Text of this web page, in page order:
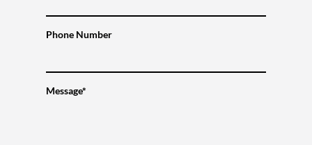
Phone Number
Message*